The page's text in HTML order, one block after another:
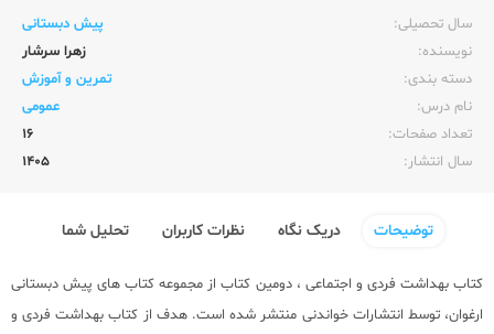
سال تحصیلی:‌
پیش دبستانی
نویسنده:‌
زهرا سرشار
دسته بندی:
تمرین و آموزش
نام درس:
عمومی
تعداد صفحات:‌
16
سال انتشار:‌
1405
توضیحات دریک نگاه نظرات کاربران تحلیل شما
کتاب بهداشت فردی و اجتماعی ، دومین کتاب از مجموعه کتاب های پیش دبستانی
ارغوان، توسط انتشارات خواندنی منتشر شده است. هدف از کتاب بهداشت فردی و